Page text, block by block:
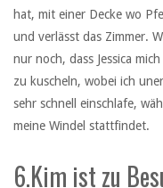
hat, mit einer Decke wo
und verlässt das Zimmer.
nur noch, dass Jessica
zu kuscheln, wobei ich
sehr schnell einschlafe,
meine Windel stattfindet.
6.Kim ist zu